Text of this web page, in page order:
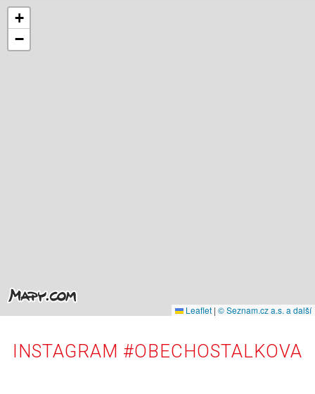
+
−
Leaflet | © Seznam.cz a.s. a další
INSTAGRAM #OBECHOSTALKOVA